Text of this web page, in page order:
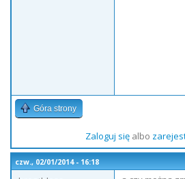
Góra strony
Zaloguj sięalbo
czw., 02/01/2014 - 16:18